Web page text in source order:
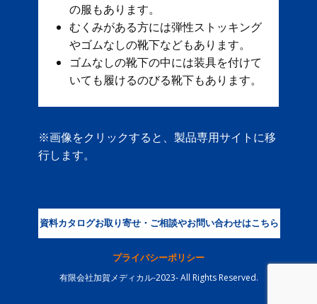
の服もあります。
むくみがある方には弾性ストッキング
やゴムなしの靴下などもあります。
ゴムなしの靴下の中には装具を付けて
いても履けるのびる靴下もあります。
※画像をクリックすると、製品専用サイトに移
行します。
資料カタログお取り寄せ・ご相談やお問い合わせはこちら
プライバシーポリシー
有限会社加賀メディカル-2023- All Rights Reserved.